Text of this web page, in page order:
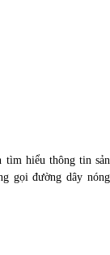
tìm hiểu thông tin sản
gọi đường dây nóng